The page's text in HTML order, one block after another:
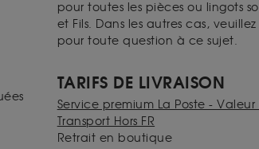
pour toutes les pièces ou lingots
et Fils. Dans les autres cas,
pour toute question à ce sujet.
TARIFS DE LIVRAISON
Service premium La Poste -
Transport Hors FR
Retrait en boutique